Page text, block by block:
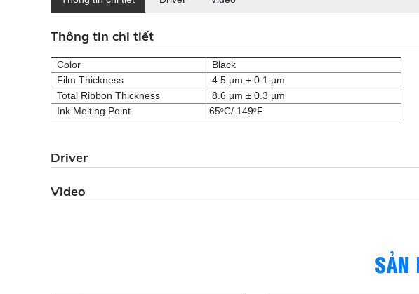
Thông tin chi tiết
Color
Black
Film Thickness
4.5 µm ± 0.1 µm
Total Ribbon Thickness
8.6 µm ± 0.3 µm
Ink Melting Point
650C/ 1490F
Driver
Video
SẢN